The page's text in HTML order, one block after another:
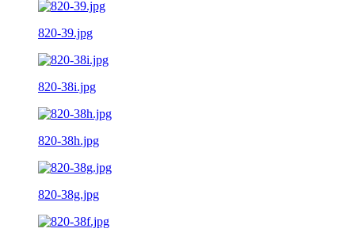
820-39.jpg
820-38i.jpg
820-38h.jpg
820-38g.jpg